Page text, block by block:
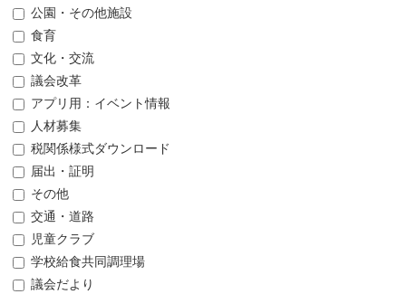
公園・その他施設
食育
文化・交流
議会改革
アプリ用：イベント情報
人材募集
税関係様式ダウンロード
届出・証明
その他
交通・道路
児童クラブ
学校給食共同調理場
議会だより